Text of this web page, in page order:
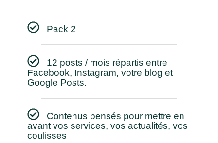
Pack 2
12 posts / mois répartis entre
Facebook, Instagram, votre blog et
Google Posts.
Contenus pensés pour mettre en
avant vos services, vos actualités, vos
coulisses